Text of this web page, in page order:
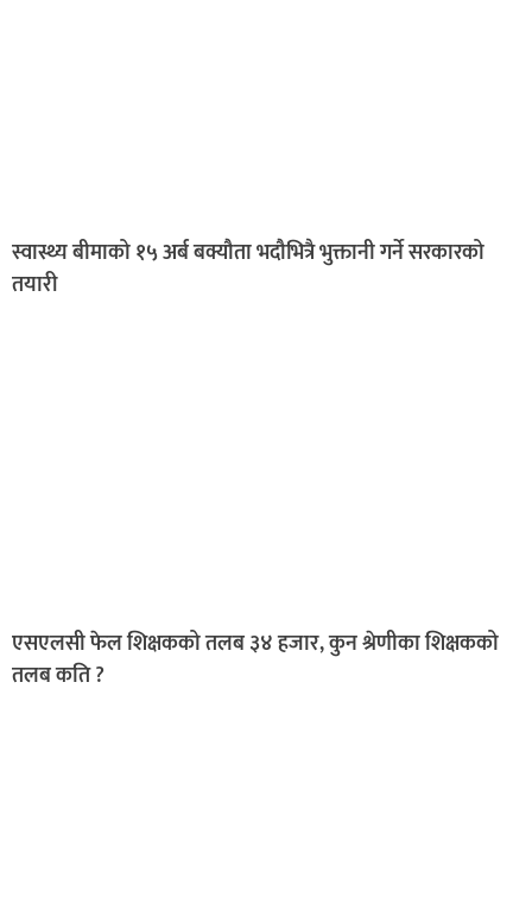
स्वास्थ्य बीमाको १५ अर्ब बक्यौता भदौभित्रै भुक्तानी गर्ने सरकारको
तयारी
एसएलसी फेल शिक्षकको तलब ३४ हजार, कुन श्रेणीका शिक्षकको
तलब कति ?